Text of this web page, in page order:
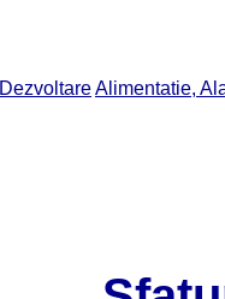
DezvoltareAlimentatie,